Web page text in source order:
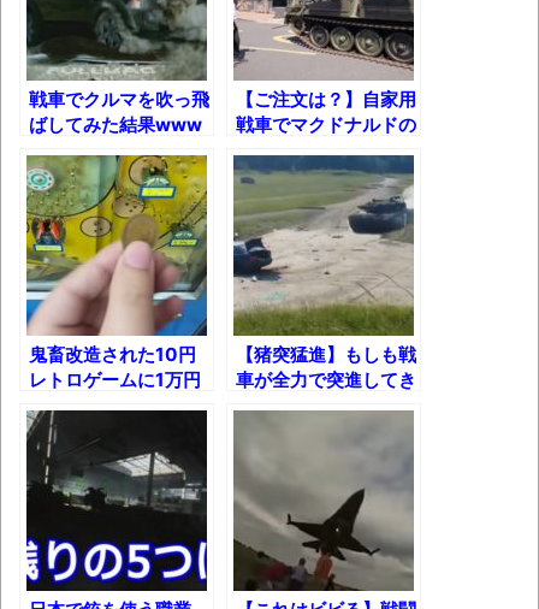
高嶋ちさ子、ダウン症の姉が暴行事件！事
件の一部始終と衝撃の結末
【呆然】北海道旅行ワイ「ウニイクラ丼特
盛で食うぞ！！！うおおおおおおお
お！！！！！」→結
果･････････････････････････････
【動画】カニ、ちょっかい出してきた陰に
ブチギレ
長野県のなめこのデカさが規格外だったｗ
ｗ
新装版「ご冗談でしょう、ファインマンさ
ん（上）（下）」発売
【画像】整形で2400万円超えの美女、水着
グラビアに挑戦
歴ログは10周年ですがnoteに引っ越します
戦車でクルマを吹っ飛
ばしてみた結果www
【ご注文は？】自家用
戦車でマクドナルドの
ドライブスルーに行っ
てみた！
鬼畜改造された10円
レトロゲームに1万円
分ぶっこんでみた結
果!!
【猪突猛進】もしも戦
車が全力で突進してき
たら……こうなりま